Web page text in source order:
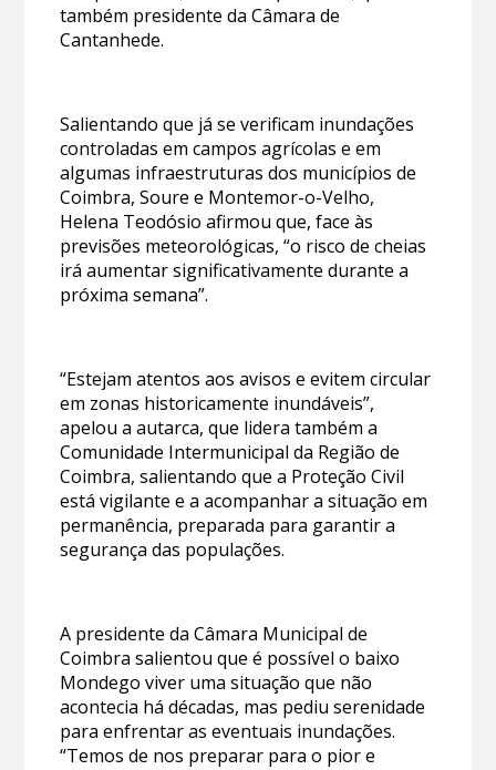
também presidente da Câmara de
Cantanhede.
Salientando que já se verificam inundações
controladas em campos agrícolas e em
algumas infraestruturas dos municípios de
Coimbra, Soure e Montemor-o-Velho,
Helena Teodósio afirmou que, face às
previsões meteorológicas, “o risco de cheias
irá aumentar significativamente durante a
próxima semana”.
“Estejam atentos aos avisos e evitem circular
em zonas historicamente inundáveis”,
apelou a autarca, que lidera também a
Comunidade Intermunicipal da Região de
Coimbra, salientando que a Proteção Civil
está vigilante e a acompanhar a situação em
permanência, preparada para garantir a
segurança das populações.
A presidente da Câmara Municipal de
Coimbra salientou que é possível o baixo
Mondego viver uma situação que não
acontecia há décadas, mas pediu serenidade
para enfrentar as eventuais inundações.
“Temos de nos preparar para o pior e